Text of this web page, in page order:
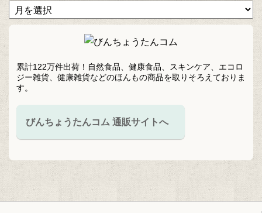
累計122万件出荷！自然食品、健康食品、スキンケア、エコロ
ジー雑貨、健康雑貨などのほんもの商品を取りそろえておりま
す。
びんちょうたんコム 通販サイトへ